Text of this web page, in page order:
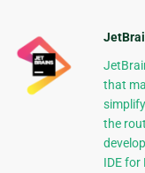
that
the
IDE for